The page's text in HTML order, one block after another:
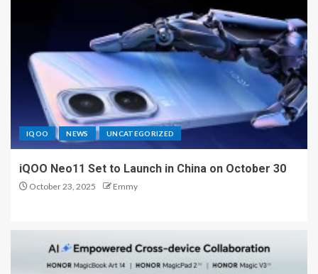
IQOO NEWS UNCATEGORIZED
iQOO Neo11 Set to Launch in China on October 30
October 23, 2025 Emmy